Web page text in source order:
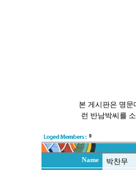
본 게시판은 명
런 반남박씨를
0
Name 박찬무